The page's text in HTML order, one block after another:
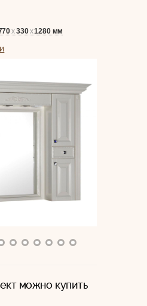
х330х1280 мм
можно купить